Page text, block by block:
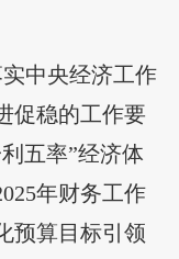
中央经济工作
促稳的工作要
五率”经济体
年财务工作
预算目标引领